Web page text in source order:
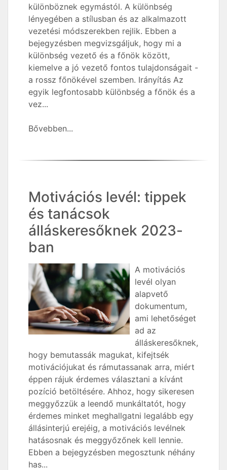
különböznek egymástól. A különbség
lényegében a stílusban és az alkalmazott
vezetési módszerekben rejlik. Ebben a
bejegyzésben megvizsgáljuk, hogy mi a
különbség vezető és a főnök között,
kiemelve a jó vezető fontos tulajdonságait -
a rossz főnökével szemben. Irányítás Az
egyik legfontosabb különbség a főnök és a
vez...
Bővebben...
Motivációs levél: tippek
és tanácsok
álláskeresőknek 2023-
ban
A motivációs
levél olyan
alapvető
dokumentum,
ami lehetőséget
ad az
álláskeresőknek,
hogy bemutassák magukat, kifejtsék
motivációjukat és rámutassanak arra, miért
éppen rájuk érdemes választani a kívánt
pozíció betöltésére. Ahhoz, hogy sikeresen
meggyőzzük a leendő munkáltatót, hogy
érdemes minket meghallgatni legalább egy
állásinterjú erejéig, a motivációs levélnek
hatásosnak és meggyőzőnek kell lennie.
Ebben a bejegyzésben megosztunk néhány
has...